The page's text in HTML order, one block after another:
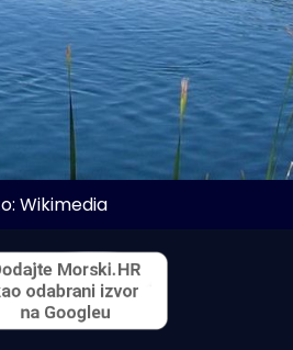
Wikimedia